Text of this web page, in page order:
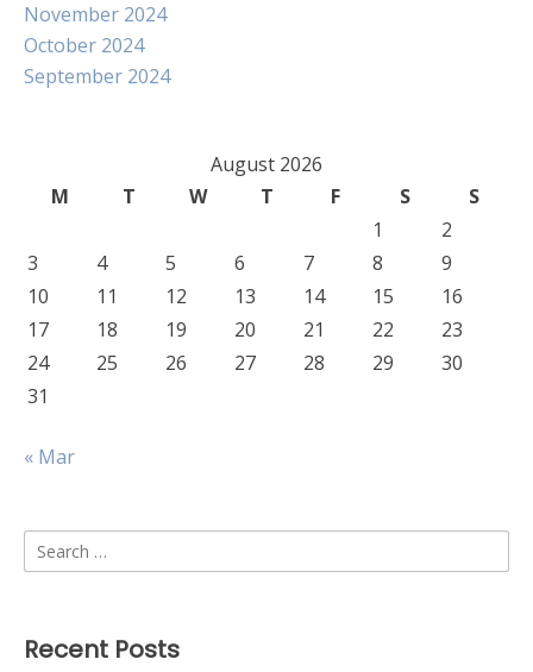
November 2024
October 2024
September 2024
August 2026
M
T W T F S
S
1
2
3
4 5 6 7 8
9
10
11 12 13 14 15
16
17
18 19 20 21 22
23
24
25 26 27 28 29
30
31
« Mar
Search
for:
Recent Posts